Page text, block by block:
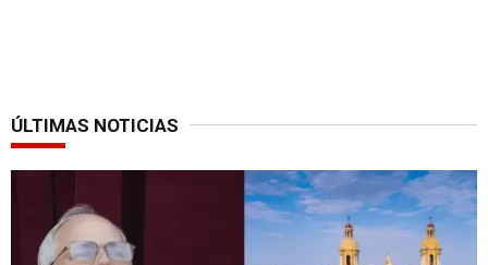
ÚLTIMAS NOTICIAS